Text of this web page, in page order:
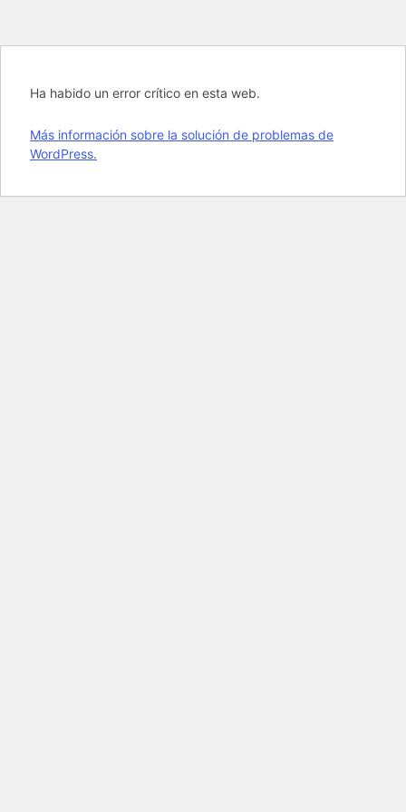
Ha habido un error crítico en esta web.
Más información sobre la solución de problemas de
WordPress.